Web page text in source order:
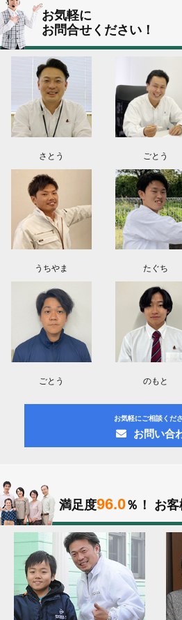
2026.08.05
群馬県伊勢崎市N様よりお問い合わせ頂きま
群馬県高崎市O様よりお問い合わせ頂きまし
埼玉県上尾市K様よりお問い合わせ頂きまし
東京都日野市K様よりお問い合わせ頂きまし
群馬県伊勢崎市M様よりお問い合わせ頂きま
お気軽に
お問合せください！
さとう ごとう
うちやま たぐち
ごとう のもと
お気軽にご相談くだ
お問い合
満足度96.0％！ お